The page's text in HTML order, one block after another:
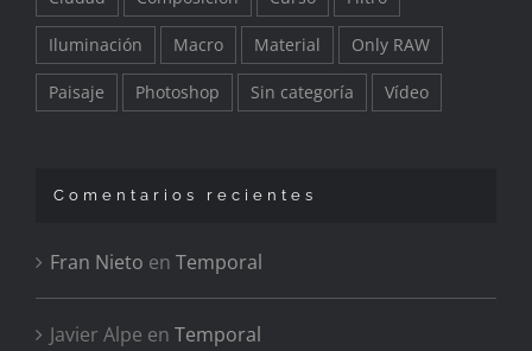
Iluminación Macro Material Only RAW
Paisaje Photoshop Sin categoría Vídeo
Comentarios recientes
Fran Nieto en Temporal
Javier Alpe en Temporal